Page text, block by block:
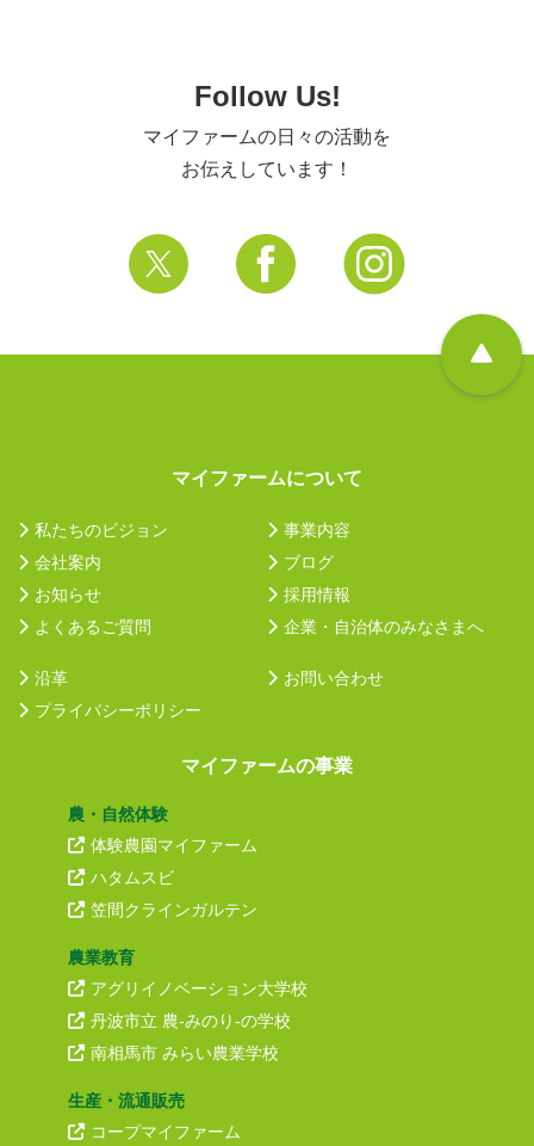
Follow Us!
マイファームの日々の活動を
お伝えしています！
マイファームについて
私たちのビジョン
事業内容
会社案内
ブログ
お知らせ
採用情報
よくあるご質問
企業・自治体のみなさまへ
沿革
お問い合わせ
プライバシーポリシー
マイファームの事業
農・自然体験
体験農園マイファーム
ハタムスビ
笠間クラインガルテン
農業教育
アグリイノベーション大学校
丹波市立 農-みのり-の学校
南相馬市 みらい農業学校
生産・流通販売
コープマイファーム